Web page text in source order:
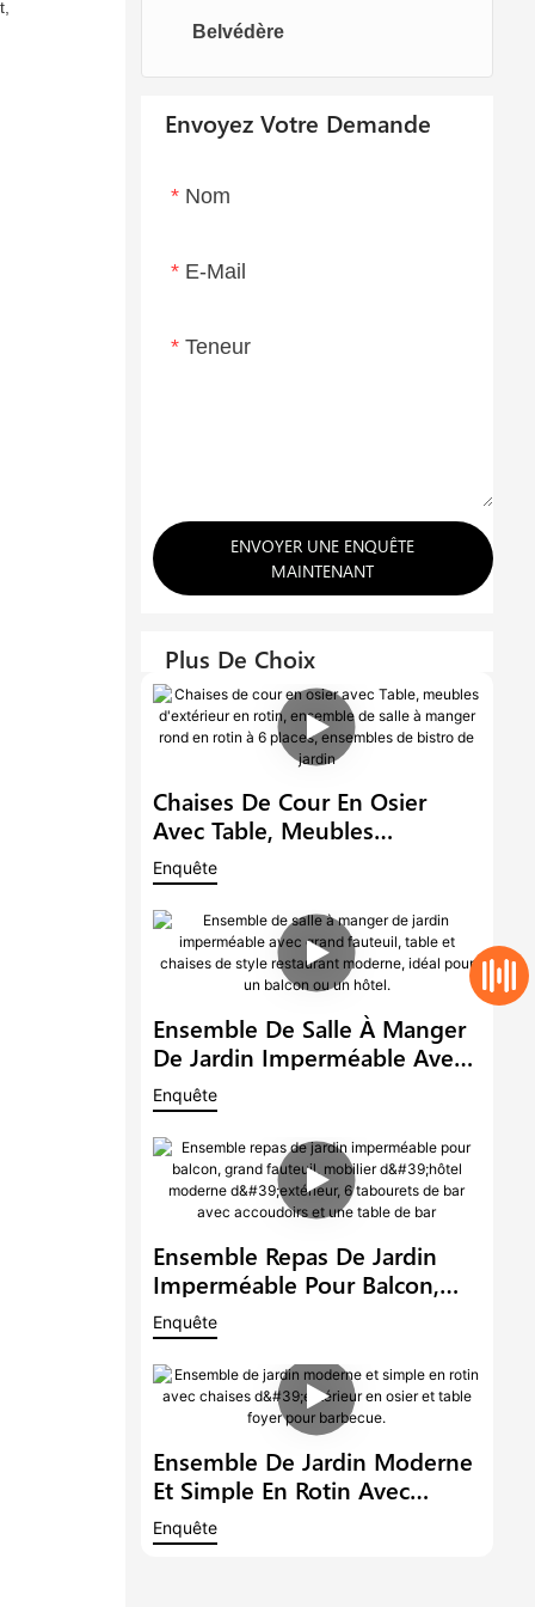
Chaises oeufs
Chaise longue
Belvédère
Envoyez Votre Demande
Nom
E-Mail
Teneur
ENVOYER UNE ENQUÊTE
MAINTENANT
Plus De Choix
Chaises De Cour En Osier
Avec Table, Meubles
D'extérieur En Rotin,
Ensemble De Salle À Manger
Rond En Rotin À 6 Places,
Ensembles De Bistro De
Jardin
Enquête
Ensemble De Salle À Manger
De Jardin Imperméable Avec
Grand Fauteuil, Table Et
Chaises De Style Restaurant
Moderne, Idéal Pour Un
Balcon Ou Un Hôtel.
Enquête
Ensemble Repas De Jardin
Imperméable Pour Balcon,
Grand Fauteuil, Mobilier
D'hôtel Moderne D'extérieur,
6 Tabourets De Bar Avec
Accoudoirs Et Une Table De
Enquête
Ensemble De Jardin Moderne
Et Simple En Rotin Avec
Chaises D'extérieur En Osier
Et Table Foyer Pour Barbecue.
Enquête